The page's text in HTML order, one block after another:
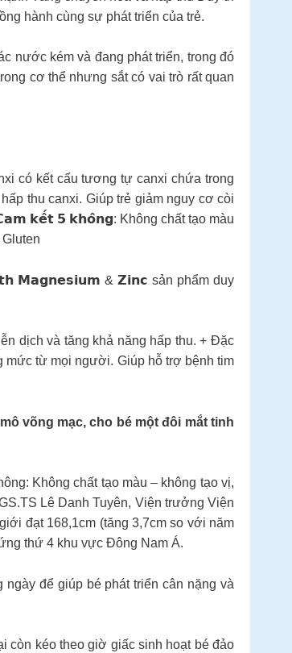
hành cùng sự phát triển của trẻ.
nước kém và đang phát triển, trong đó
cơ thể nhưng sắt có vai trò rất quan
có kết cấu tương tự canxi chứa trong
thu canxi. Giúp trẻ giảm nguy cơ còi
𝗖𝗮𝗺 𝗸𝗲̂́𝘁 𝟱 𝗸𝗵𝗼̂𝗻𝗴: Không chất tạo màu
𝗠𝗮𝗴𝗻𝗲𝘀𝗶𝘂𝗺 & 𝗭𝗶𝗻𝗰 sản phẩm duy
dịch và tăng khả năng hấp thu. + Đặc
từ mọi người. Giúp hỗ trợ bệnh tim
võng mạc, cho bé một đôi mắt tinh
Không chất tạo màu – không tạo vị,
Lê Danh Tuyên, Viện trưởng Viện
đạt 168,1cm (tăng 3,7cm so với năm
thứ 4 khu vực Đông Nam Á.
để giúp bé phát triển cân nặng và
còn kéo theo giờ giấc sinh hoạt bé đảo